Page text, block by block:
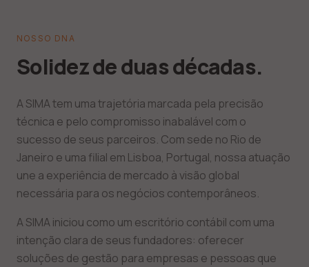
NOSSO DNA
Solidez de duas décadas.
A SIMA tem uma trajetória marcada pela precisão
técnica e pelo compromisso inabalável com o
sucesso de seus parceiros. Com sede no Rio de
Janeiro e uma filial em Lisboa, Portugal, nossa atuação
une a experiência de mercado à visão global
necessária para os negócios contemporâneos.
A SIMA iniciou como um escritório contábil com uma
intenção clara de seus fundadores: oferecer
soluções de gestão para empresas e pessoas que